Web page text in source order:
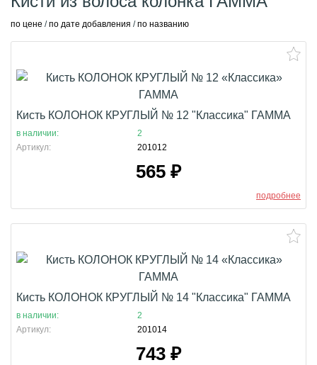
по цене /по дате добавления /по названию
Кисть КОЛОНОК КРУГЛЫЙ № 12 "Классика" ГАММА
в наличии:
2
Артикул:
201012
565 ₽
подробнее
Кисть КОЛОНОК КРУГЛЫЙ № 14 "Классика" ГАММА
в наличии:
2
Артикул:
201014
743 ₽